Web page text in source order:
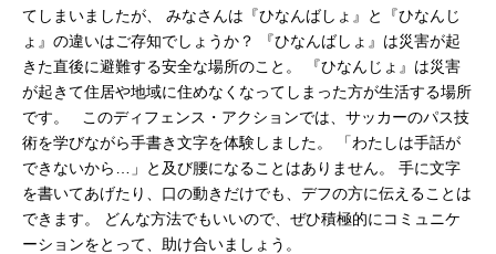
てしまいましたが、 みなさんは『ひなんばしょ』と『ひなんじ
ょ』の違いはご存知でしょうか？ 『ひなんばしょ』は災害が起
きた直後に避難する安全な場所のこと。 『ひなんじょ』は災害
が起きて住居や地域に住めなくなってしまった方が生活する場所
です。 このディフェンス・アクションでは、サッカーのパス技
術を学びながら手書き文字を体験しました。 「わたしは手話が
できないから…」と及び腰になることはありません。 手に文字
を書いてあげたり、口の動きだけでも、デフの方に伝えることは
できます。 どんな方法でもいいので、ぜひ積極的にコミュニケ
ーションをとって、助け合いましょう。